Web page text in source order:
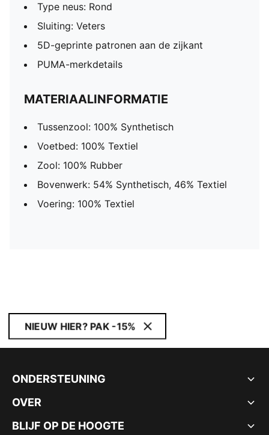
Type neus: Rond
Sluiting: Veters
5D-geprinte patronen aan de zijkant
PUMA-merkdetails
MATERIAALINFORMATIE
Tussenzool: 100% Synthetisch
Voetbed: 100% Textiel
Zool: 100% Rubber
Bovenwerk: 54% Synthetisch, 46% Textiel
Voering: 100% Textiel
NIEUW HIER? PAK -15%
ONDERSTEUNING
OVER
BLIJF OP DE HOOGTE